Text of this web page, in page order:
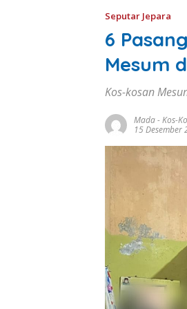
Seputar Jepara
6
Mesum
Kos-kosan
Mada-Kos-
15 Desember